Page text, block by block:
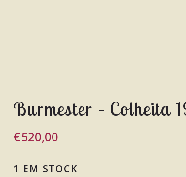
Burmester – Colheita
€520,00
1 EM STOCK